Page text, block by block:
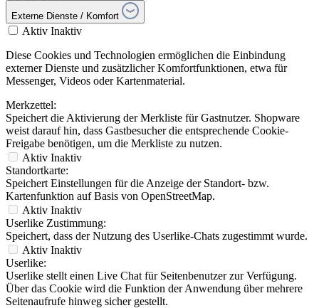
Externe Dienste / Komfort
Aktiv Inaktiv
Diese Cookies und Technologien ermöglichen die Einbindung
externer Dienste und zusätzlicher Komfortfunktionen, etwa für
Messenger, Videos oder Kartenmaterial.
Merkzettel:
Speichert die Aktivierung der Merkliste für Gastnutzer. Shopware
weist darauf hin, dass Gastbesucher die entsprechende Cookie-
Freigabe benötigen, um die Merkliste zu nutzen.
Aktiv Inaktiv
Standortkarte:
Speichert Einstellungen für die Anzeige der Standort- bzw.
Kartenfunktion auf Basis von OpenStreetMap.
Aktiv Inaktiv
Userlike Zustimmung:
Speichert, dass der Nutzung des Userlike-Chats zugestimmt wurde.
Aktiv Inaktiv
Userlike:
Userlike stellt einen Live Chat für Seitenbenutzer zur Verfügung.
Über das Cookie wird die Funktion der Anwendung über mehrere
Seitenaufrufe hinweg sicher gestellt.